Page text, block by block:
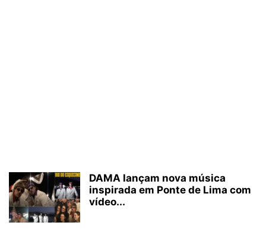
DAMA lançam nova música
inspirada em Ponte de Lima com
vídeo...